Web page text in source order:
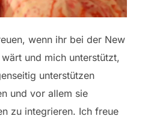
wenn ihr bei der New
und mich unterstützt,
unterstützen
und vor allem sie
zu integrieren. Ich freue